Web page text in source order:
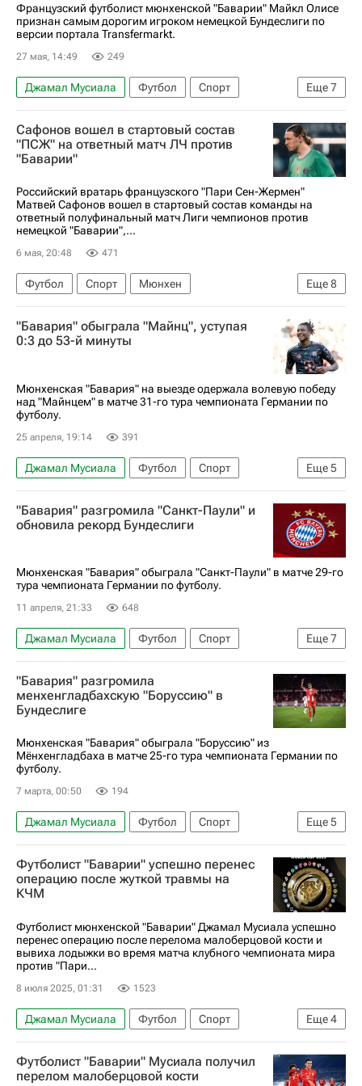
Французский футболист мюнхенской "Баварии" Майкл Олисе
признан самым дорогим игроком немецкой Бундеслиги по
версии портала Transfermarkt.
27 мая, 14:49 249
Еще7
Джамал Мусиала Футбол
Спорт
Германия
Дайо Упамекано
Луис Диас
Бавария
Ян (Регенсбург)
РБ Лейпциг
Бундеслига
Сафонов вошел в стартовый состав
"ПСЖ" на ответный матч ЛЧ против
"Баварии"
Российский вратарь французского "Пари Сен-Жермен"
Матвей Сафонов вошел в стартовый состав команды на
ответный полуфинальный матч Лиги чемпионов против
немецкой "Баварии",...
6 мая, 20:48 471
Еще8
Футбол Спорт
Мюнхен
Матвей Сафонов
Бавария
Пари Сен-Жермен (ПСЖ)
Лорьян
Чемпионат Франции по футболу (Лига 1)
Маркиньос
Витинья (2000)
"Бавария" обыграла "Майнц", уступая
0:3 до 53-й минуты
Мюнхенская "Бавария" на выезде одержала волевую победу
над "Майнцем" в матче 31-го тура чемпионата Германии по
футболу.
25 апреля, 19:14 391
Еще5
Джамал Мусиала Футбол
Спорт
Доминик Кор
Гарри Кейн
Майнц 05
Бавария
Хайденхайм
"Бавария" разгромила "Санкт-Паули" и
обновила рекорд Бундеслиги
Мюнхенская "Бавария" обыграла "Санкт-Паули" в матче 29-го
тура чемпионата Германии по футболу.
11 апреля, 21:33 648
Еще7
Джамал Мусиала Футбол
Спорт
Гамбург (город)
Леон Горецка
Рафаэл Геррейру
Бавария
Санкт-Паули
Боруссия (Дортмунд)
"Бавария" разгромила
менхенгладбахскую "Боруссию" в
Бундеслиге
Мюнхенская "Бавария" обыграла "Боруссию" из
Мёнхенгладбаха в матче 25-го тура чемпионата Германии по
футболу.
7 марта, 00:50 194
Еще5
Джамал Мусиала Футбол
Спорт
Луис Диас
Конрад Лаймер
Боруссия (Мёнхенгладбах)
Бавария
Бундеслига
Футболист "Баварии" успешно перенес
операцию после жуткой травмы на
КЧМ
Футболист мюнхенской "Баварии" Джамал Мусиала успешно
перенес операцию после перелома малоберцовой кости и
вывиха лодыжки во время матча клубного чемпионата мира
против "Пари...
8 июля 2025, 01:31 1523
Еще4
Джамал Мусиала Футбол
Спорт
Джанлуиджи Доннарумма
Пари Сен-Жермен (ПСЖ)
Бавария
Футболист "Баварии" Мусиала получил
перелом малоберцовой кости